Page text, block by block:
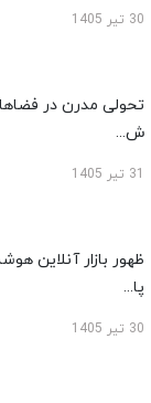
30 تیر 1405
تحولی مدرن در
ش...
ظهور بازار آنلاین
پا...
30 تیر 1405